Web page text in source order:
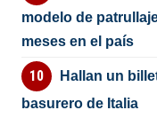
modelo de
meses en el país
Hallan un
basurero de Italia